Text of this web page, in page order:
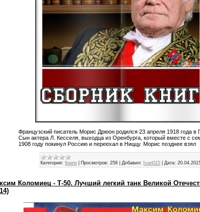
Французский писатель Морис Дрюон родился 23 апреля 1918 года в
Сын актера Л. Кесселя, выходца из Оренбурга, который вместе с
1908 году покинул Россию и переехал в Ниццу. Морис позднее взял
Категория: Книги Просмотров: 258 |Добавил: Ivan015 |Дата:
Коломиец - Т-50. Лучший легкий танк Великой